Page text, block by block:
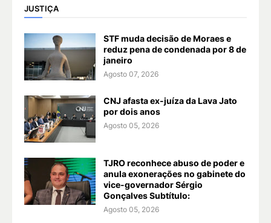
JUSTIÇA
STF muda decisão de Moraes e
reduz pena de condenada por 8 de
janeiro
Agosto 07, 2026
CNJ afasta ex-juíza da Lava Jato
por dois anos
Agosto 05, 2026
TJRO reconhece abuso de poder e
anula exonerações no gabinete do
vice-governador Sérgio
Gonçalves Subtítulo:
Agosto 05, 2026